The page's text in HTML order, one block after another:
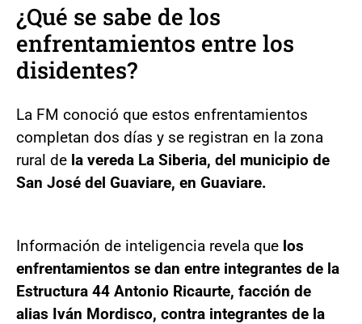
¿Qué se sabe de los
enfrentamientos entre los
disidentes?
La FM conoció que estos enfrentamientos
completan dos días y se registran en la zona
rural de la vereda La Siberia, del municipio de
San José del Guaviare, en Guaviare.
Información de inteligencia revela que los
enfrentamientos se dan entre integrantes de la
Estructura 44 Antonio Ricaurte, facción de
alias Iván Mordisco, contra integrantes de la